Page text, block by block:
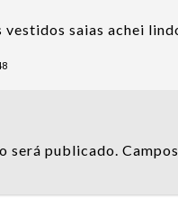
vestidos saias achei
será publicado.